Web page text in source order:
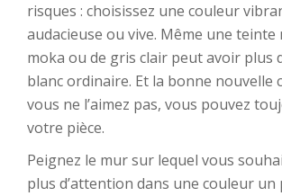
risques : choisissez une couleur
audacieuse ou vive. Même une teinte
moka ou de gris clair peut avoir plus
blanc ordinaire. Et la bonne nouvelle
vous ne l’aimez pas, vous pouvez
votre pièce.
Peignez le mur sur lequel vous
plus d’attention dans une couleur un